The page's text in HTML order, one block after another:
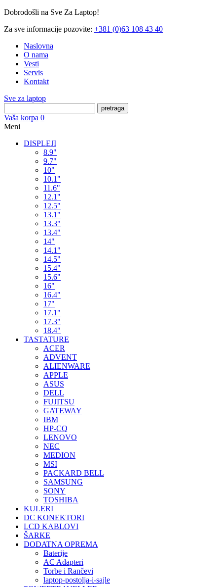
Dobrodošli na Sve Za Laptop!
Za sve informacije pozovite: +381 (0)63 108 43 40
Naslovna
O nama
Vesti
Servis
Kontakt
Sve za laptop
pretraga
Vaša korpa 0
Meni
DISPLEJI
8.9"
9.7"
10"
10.1"
11.6"
12.1"
12.5"
13.1"
13.3"
13.4"
14"
14.1"
14.5"
15.4"
15.6"
16"
16.4"
17"
17.1"
17.3"
18.4"
TASTATURE
ACER
ADVENT
ALIENWARE
APPLE
ASUS
DELL
FUJITSU
GATEWAY
IBM
HP-CQ
LENOVO
NEC
MEDION
MSI
PACKARD BELL
SAMSUNG
SONY
TOSHIBA
KULERI
DC KONEKTORI
LCD KABLOVI
ŠARKE
DODATNA OPREMA
Baterije
AC Adapteri
Torbe i Rančevi
laptop-postolja-i-sajle